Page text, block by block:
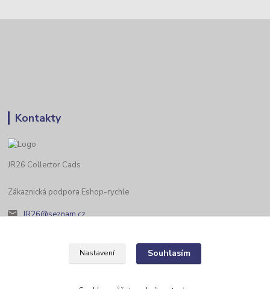
Kontakty
JR26 Collector Cads
Zákaznická podpora Eshop-rychle
JR26@seznam.cz
Nastavení Souhlasím